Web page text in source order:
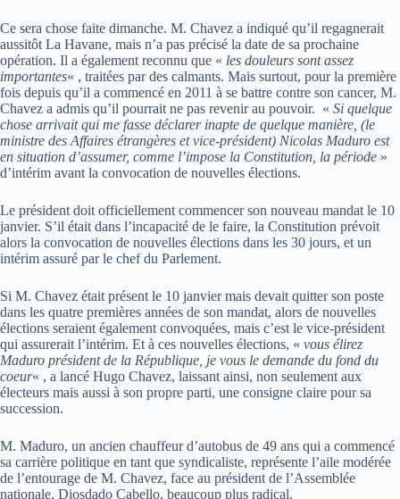
Ce sera chose faite dimanche. M. Chavez a indiqué qu’il regagnerait
aussitôt La Havane, mais n’a pas précisé la date de sa prochaine
opération. Il a également reconnu que « les douleurs sont assez
importantes« , traitées par des calmants. Mais surtout, pour la première
fois depuis qu’il a commencé en 2011 à se battre contre son cancer, M.
Chavez a admis qu’il pourrait ne pas revenir au pouvoir. « Si quelque
chose arrivait qui me fasse déclarer inapte de quelque manière, (le
ministre des Affaires étrangères et vice-président) Nicolas Maduro est
en situation d’assumer, comme l’impose la Constitution, la période »
d’intérim avant la convocation de nouvelles élections.
Le président doit officiellement commencer son nouveau mandat le 10
janvier. S’il était dans l’incapacité de le faire, la Constitution prévoit
alors la convocation de nouvelles élections dans les 30 jours, et un
intérim assuré par le chef du Parlement.
Si M. Chavez était présent le 10 janvier mais devait quitter son poste
dans les quatre premières années de son mandat, alors de nouvelles
élections seraient également convoquées, mais c’est le vice-président
qui assurerait l’intérim. Et à ces nouvelles élections, « vous élirez
Maduro président de la République, je vous le demande du fond du
coeur« , a lancé Hugo Chavez, laissant ainsi, non seulement aux
électeurs mais aussi à son propre parti, une consigne claire pour sa
succession.
M. Maduro, un ancien chauffeur d’autobus de 49 ans qui a commencé
sa carrière politique en tant que syndicaliste, représente l’aile modérée
de l’entourage de M. Chavez, face au président de l’Assemblée
nationale, Diosdado Cabello, beaucoup plus radical.